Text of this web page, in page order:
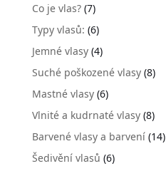
Co je vlas?(7)
Typy vlasů: (6)
Jemné vlasy(4)
Suché poškozené vlasy(8)
Mastné vlasy(6)
Vlnité a kudrnaté vlasy(8)
Barvené vlasy a barvení(14)
Šedivění vlasů (6)